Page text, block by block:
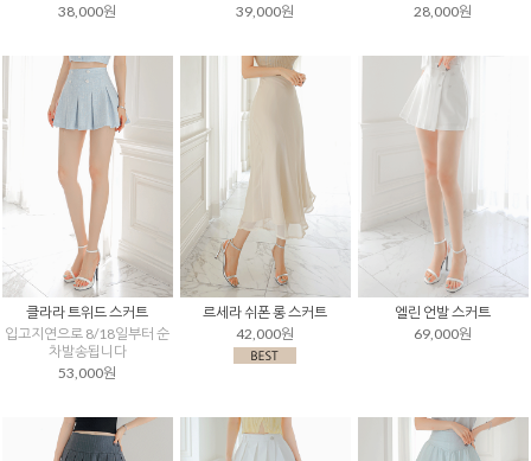
38,000원
39,000원
28,000원
클라라 트위드 스커트
입고지연으로 8/18일부터 순
차발송됩니다
53,000원
르세라 쉬폰 롱 스커트
42,000원
엘린 언발 스커트
69,000원